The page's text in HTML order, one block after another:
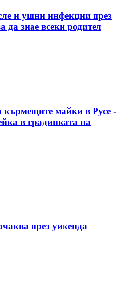
и ушни инфекции през
да знае всеки родител
кърмещите майки в Русе -
в градинката на
през уикенда